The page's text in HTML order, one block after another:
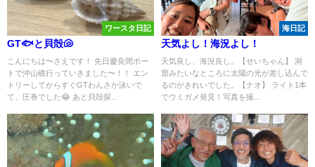
ワースタ日記
GT🐟と貝殻🐚
こんにちは〜さえです！ 先日慶良間ボー
トで沖山礁行っていきました〜！！ エン
トリーしてからすぐGTわんさか泳いで
て、圧巻でした😂 あと貝殻探...
海日記
天気よし！海況よし！
天気良し、海況良し。【せいちゃん】 洞
窟みたいなところに太陽の光が差し込んで
るのがきれいでした。【ナオ】 ライト1本
でウミガメ発見！写真を撮...